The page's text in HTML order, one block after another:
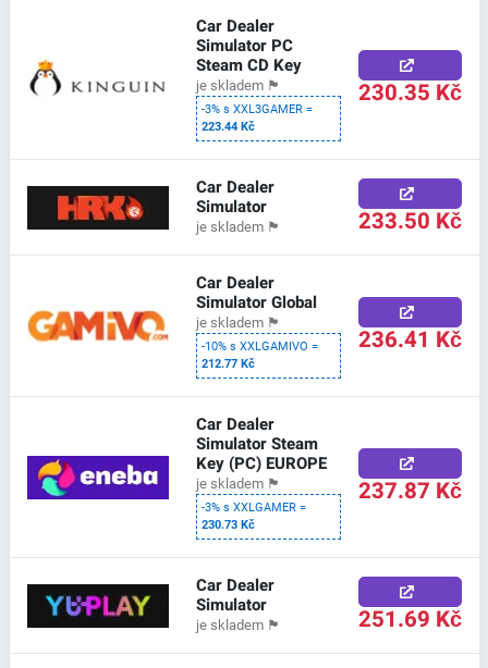
Car Dealer
Simulator PC
Steam CD Key
je skladem 🏴
-3% s XXL3GAMER =
223.44 Kč
230.35 Kč
Car Dealer
Simulator
je skladem 🏴 233.50 Kč
Car Dealer
Simulator Global
je skladem 🏴
-10% s XXLGAMIVO =
212.77 Kč
236.41 Kč
Car Dealer
Simulator Steam
Key (PC) EUROPE
je skladem 🏴
-3% s XXLGAMER =
230.73 Kč
237.87 Kč
Car Dealer
Simulator
je skladem 🏴 251.69 Kč